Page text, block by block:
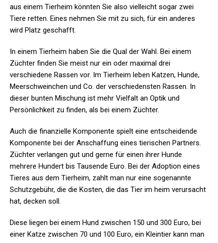
aus einem Tierheim könnten Sie also vielleicht sogar zwei
Tiere retten. Eines nehmen Sie mit zu sich, für ein anderes
wird Platz geschafft.
In einem Tierheim haben Sie die Qual der Wahl. Bei einem
Züchter finden Sie meist nur ein oder maximal drei
verschiedene Rassen vor. Im Tierheim leben Katzen, Hunde,
Meerschweinchen und Co. der verschiedensten Rassen. In
dieser bunten Mischung ist mehr Vielfalt an Optik und
Persönlichkeit zu finden, als bei einem Züchter.
Auch die finanzielle Komponente spielt eine entscheidende
Komponente bei der Anschaffung eines tierischen Partners.
Züchter verlangen gut und gerne für einen ihrer Hunde
mehrere Hundert bis Tausende Euro. Bei der Adoption eines
Tieres aus dem Tierheim, zahlt man nur eine sogenannte
Schutzgebühr, die die Kosten, die das Tier im heim verursacht
hat, decken soll.
Diese liegen bei einem Hund zwischen 150 und 300 Euro, bei
einer Katze zwischen 70 und 100 Euro, ein Kleintier kann man